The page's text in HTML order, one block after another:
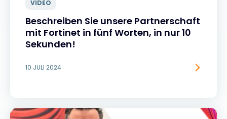
VIDEO
Beschreiben Sie unsere Partnerschaft
mit Fortinet in fünf Worten, in nur 10
Sekunden!
10 JULI 2024